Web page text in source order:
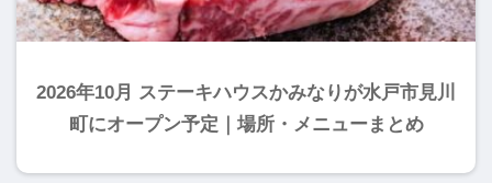
2026年10月 ステーキハウスかみなりが水戸市見川
町にオープン予定｜場所・メニューまとめ